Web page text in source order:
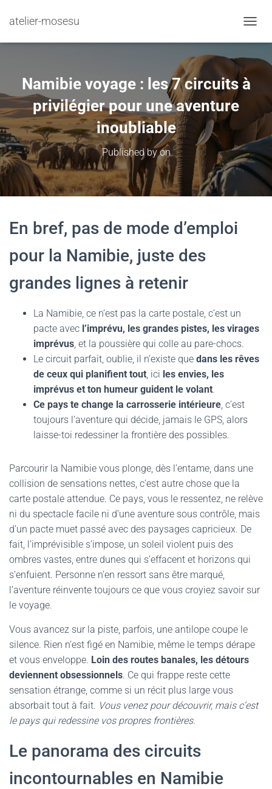
atelier-mosesu
Namibie voyage : les 7 circuits à
privilégier pour une aventure
inoubliable
Published byon
En bref, pas de mode d’emploi
pour la Namibie, juste des
grandes lignes à retenir
La Namibie, ce n’est pas la carte postale, c’est un
pacte avec l’imprévu, les grandes pistes, les virages
imprévus, et la poussière qui colle au pare-chocs.
Le circuit parfait, oublie, il n’existe que dans les rêves
de ceux qui planifient tout, ici les envies, les
imprévus et ton humeur guident le volant.
Ce pays te change la carrosserie intérieure, c’est
toujours l’aventure qui décide, jamais le GPS, alors
laisse-toi redessiner la frontière des possibles.
Parcourir la Namibie vous plonge, dès l’entame, dans une
collision de sensations nettes, c’est autre chose que la
carte postale attendue. Ce pays, vous le ressentez, ne relève
ni du spectacle facile ni d’une aventure sous contrôle, mais
d’un pacte muet passé avec des paysages capricieux. De
fait, l’imprévisible s’impose, un soleil violent puis des
ombres vastes, entre dunes qui s’effacent et horizons qui
s’enfuient. Personne n’en ressort sans être marqué,
l’aventure réinvente toujours ce que vous croyiez savoir sur
le voyage.
Vous avancez sur la piste, parfois, une antilope coupe le
silence. Rien n’est figé en Namibie, même le temps dérape
et vous enveloppe. Loin des routes banales, les détours
deviennent obsessionnels. Ce qui frappe reste cette
sensation étrange, comme si un récit plus large vous
absorbait tout à fait. Vous venez pour découvrir, mais c’est
le pays qui redessine vos propres frontières.
Le panorama des circuits
incontournables en Namibie